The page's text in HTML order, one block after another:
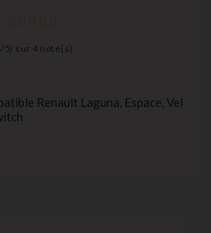
/ 5) sur4 note(s)
Renault Laguna, Espace, Vel